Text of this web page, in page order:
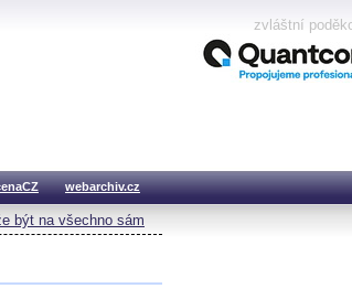
zvláštní
webarchiv.cz
být na všechno sám